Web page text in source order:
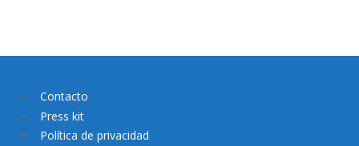
Contacto
Press kit
Política de privacidad